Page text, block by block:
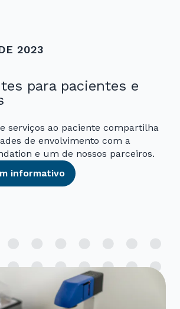
2023
para pacientes e
serviços ao paciente compartilha
de envolvimento com a
e um de nossos parceiros.
informativo